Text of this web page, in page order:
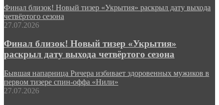
Финал близок! Новый тизер «Укрытия» раскрыл дату выхода
четвёртого сезона
27.07.2026
Финал близок! Новый тизер «Укрытия»
раскрыл дату выхода четвёртого сезона
Бывшая напарница Ричера избивает здоровенных мужиков в
первом тизере спин-оффа «Нили»
27.07.2026